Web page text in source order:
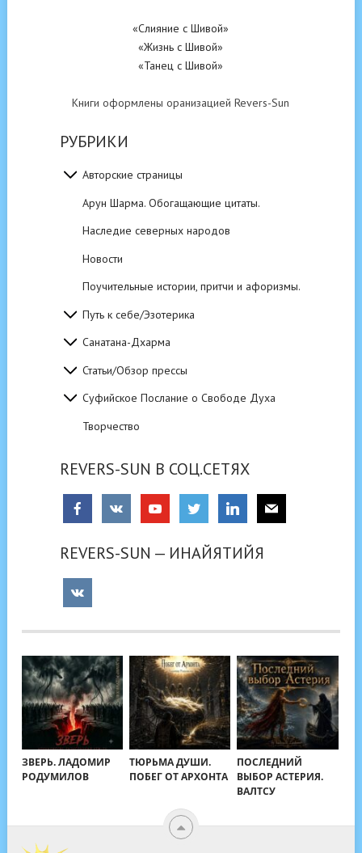
«Слияние с Шивой»
«Жизнь с Шивой»
«Танец с Шивой»
Книги оформлены оранизацией Revers-Sun
РУБРИКИ
Авторские страницы
Арун Шарма. Обогащающие цитаты.
Наследие северных народов
Новости
Поучительные истории, притчи и афоризмы.
Путь к себе/Эзотерика
Санатана-Дхарма
Статьи/Обзор прессы
Суфийское Послание о Свободе Духа
Творчество
REVERS-SUN В СОЦ.СЕТЯХ
REVERS-SUN — ИНАЙЯТИЙЯ
ЗВЕРЬ. ЛАДОМИР
РОДУМИЛОВ
ТЮРЬМА ДУШИ.
ПОБЕГ ОТ АРХОНТА
ПОСЛЕДНИЙ
ВЫБОР АСТЕРИЯ.
ВАЛТСУ